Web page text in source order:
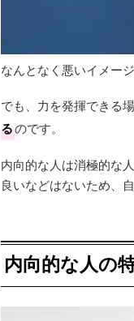
なんとなく悪いイメー
でも、力を発揮できる
るのです。
内向的な人は消極的な
良いなどはないため、
内向的な人の